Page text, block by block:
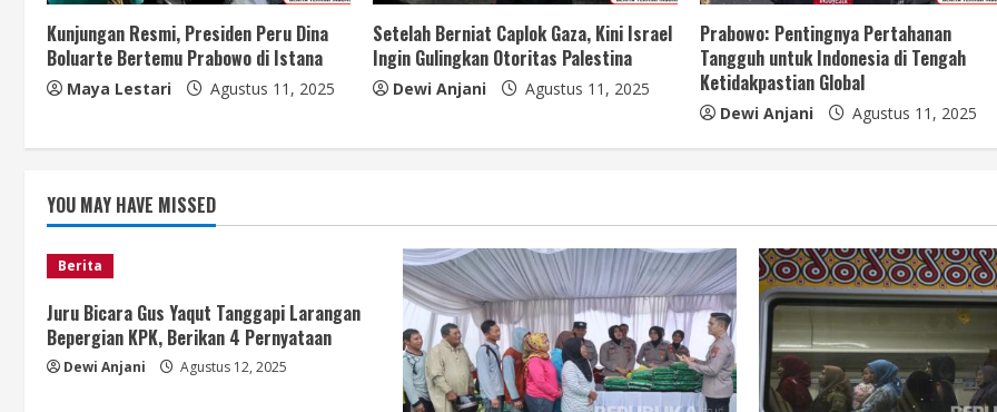
e
a
d
i
n
g
Kunjungan Resmi, Presiden Peru Dina
Boluarte Bertemu Prabowo di Istana
Maya Lestari Agustus 11, 2025
Setelah Berniat Caplok Gaza, Kini Israel
Ingin Gulingkan Otoritas Palestina
Dewi Anjani Agustus 11, 2025
Prabowo: Pentingnya Pertahanan
Tangguh untuk Indonesia di Tengah
Ketidakpastian Global
Dewi Anjani Agustus 11, 2025
YOU MAY HAVE MISSED
Berita
Juru Bicara Gus Yaqut Tanggapi Larangan
Bepergian KPK, Berikan 4 Pernyataan
Dewi Anjani Agustus 12, 2025